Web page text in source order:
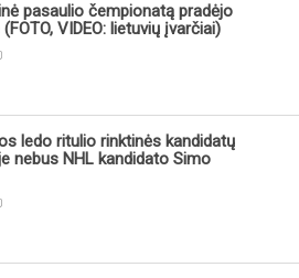
pasaulio čempionatą pradėjo
VIDEO: lietuvių įvarčiai)
ledo ritulio rinktinės kandidatų
nebus NHL kandidato Simo